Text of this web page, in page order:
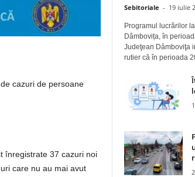
cazuri de persoane
înregistrate 37 cazuri noi
care nu au mai avut
Sebitoriale - 19 iulie
Programul lucrărilor
Dâmbovița, în
Judeţean Dâmboviţa
rutier că în perioada